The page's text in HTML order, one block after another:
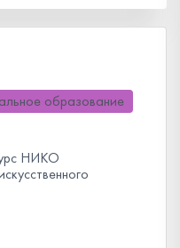
образование
НИКО